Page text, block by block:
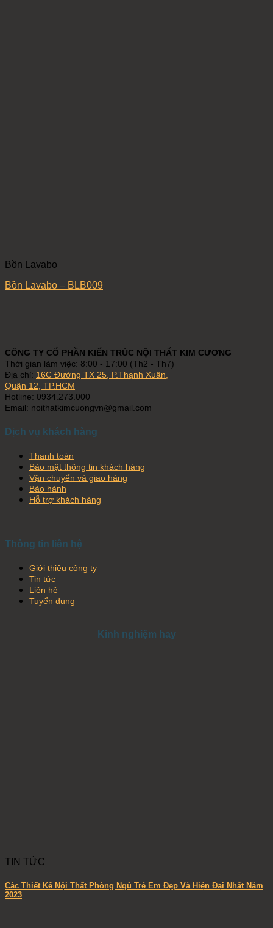
Bồn Lavabo
Bồn Lavabo – BLB009
CÔNG TY CỔ PHẦN KIẾN TRÚC NỘI THẤT KIM CƯƠNG
Thời gian làm việc: 8:00 - 17:00 (Th2 - Th7)
Địa chỉ: 16C Đường TX 25, P.Thạnh Xuân,
Quận 12, TP.HCM
Hotline: 0934.273.000
Email: noithatkimcuongvn@gmail.com
Dịch vụ khách hàng
Thanh toán
Bảo mật thông tin khách hàng
Vận chuyển và giao hàng
Bảo hành
Hỗ trợ khách hàng
Thông tin liên hệ
Giới thiệu công ty
Tin tức
Liên hệ
Tuyển dụng
Kinh nghiệm hay
TIN TỨC
Các Thiết Kế Nội Thất Phòng Ngủ Trẻ Em Đẹp Và Hiện Đại Nhất Năm
2023